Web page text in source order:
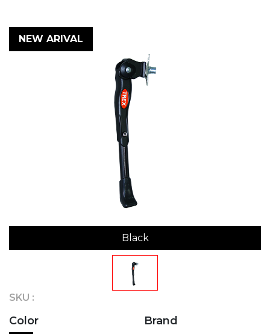
Black
NEW ARIVAL
SKU :
Color Brand